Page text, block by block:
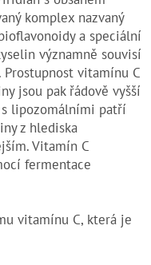
komplex nazvaný
a speciální
významně souvisí
vitamínu C
jsou pak řádově vyšší
lipozomálními patří
z hlediska
Vitamín C
fermentace
vitamínu C, která je